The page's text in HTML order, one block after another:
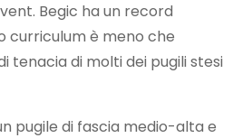
Begic ha un record
curriculum è meno che
tenacia di molti dei pugili stesi
pugile di fascia medio-alta e